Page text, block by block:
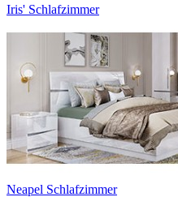
Iris' Schlafzimmer
Neapel Schlafzimmer